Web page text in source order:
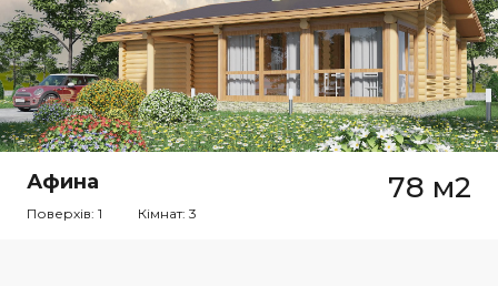
Афина 78 м2
Поверхів: 1 Кімнат: 3